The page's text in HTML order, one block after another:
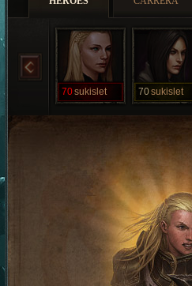
70sukislet 70sukislet